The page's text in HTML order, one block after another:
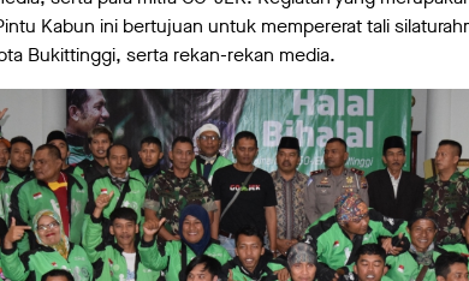
Kabun ini bertujuan untuk mempererat tali
Bukittinggi, serta rekan-rekan media.